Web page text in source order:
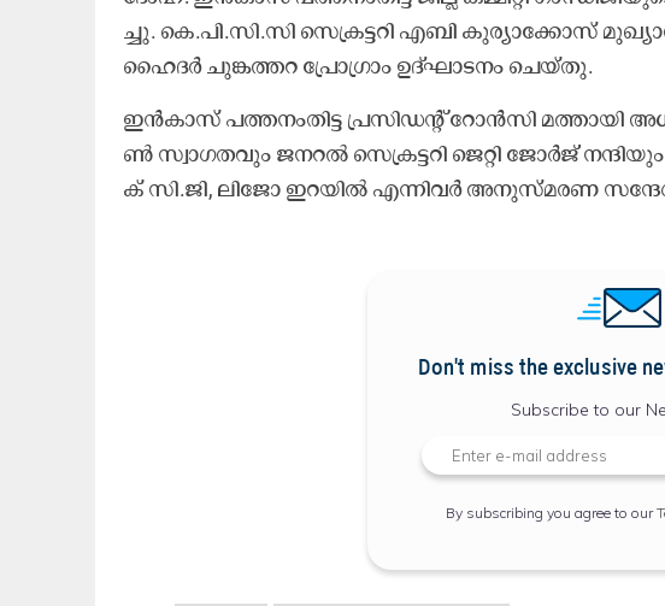
ച്ചു. കെ.​പി.​സി.​സി സെ​ക്ര​ട്ട​റി എ​ബി കു​ര്യാ​ക്കോ​സ്
ഹൈ​ദ​ർ ചു​ങ്ക​ത്ത​റ പ്രോ​ഗ്രാം ഉ​ദ്ഘാ​ട​നം ചെ​യ്തു.
ഇ​ൻ​കാ​സ് പ​ത്ത​നം​തി​ട്ട പ്ര​സി​ഡ​ന്റ്‌ റോ​ൻ​സി മ​ത്താ​യി
ൺ സ്വാ​ഗ​ത​വും ജ​ന​റ​ൽ സെ​ക്ര​ട്ട​റി ജെ​റ്റി ജോ​ർ​ജ്‌
ക് സി.​ജി, ലി​ജോ ഇ​റ​യി​ൽ എ​ന്നി​വ​ർ അ​നു​സ്മ​ര​ണ
Don't miss the exclusive
Subscribe to our
By subscribing you agree to our